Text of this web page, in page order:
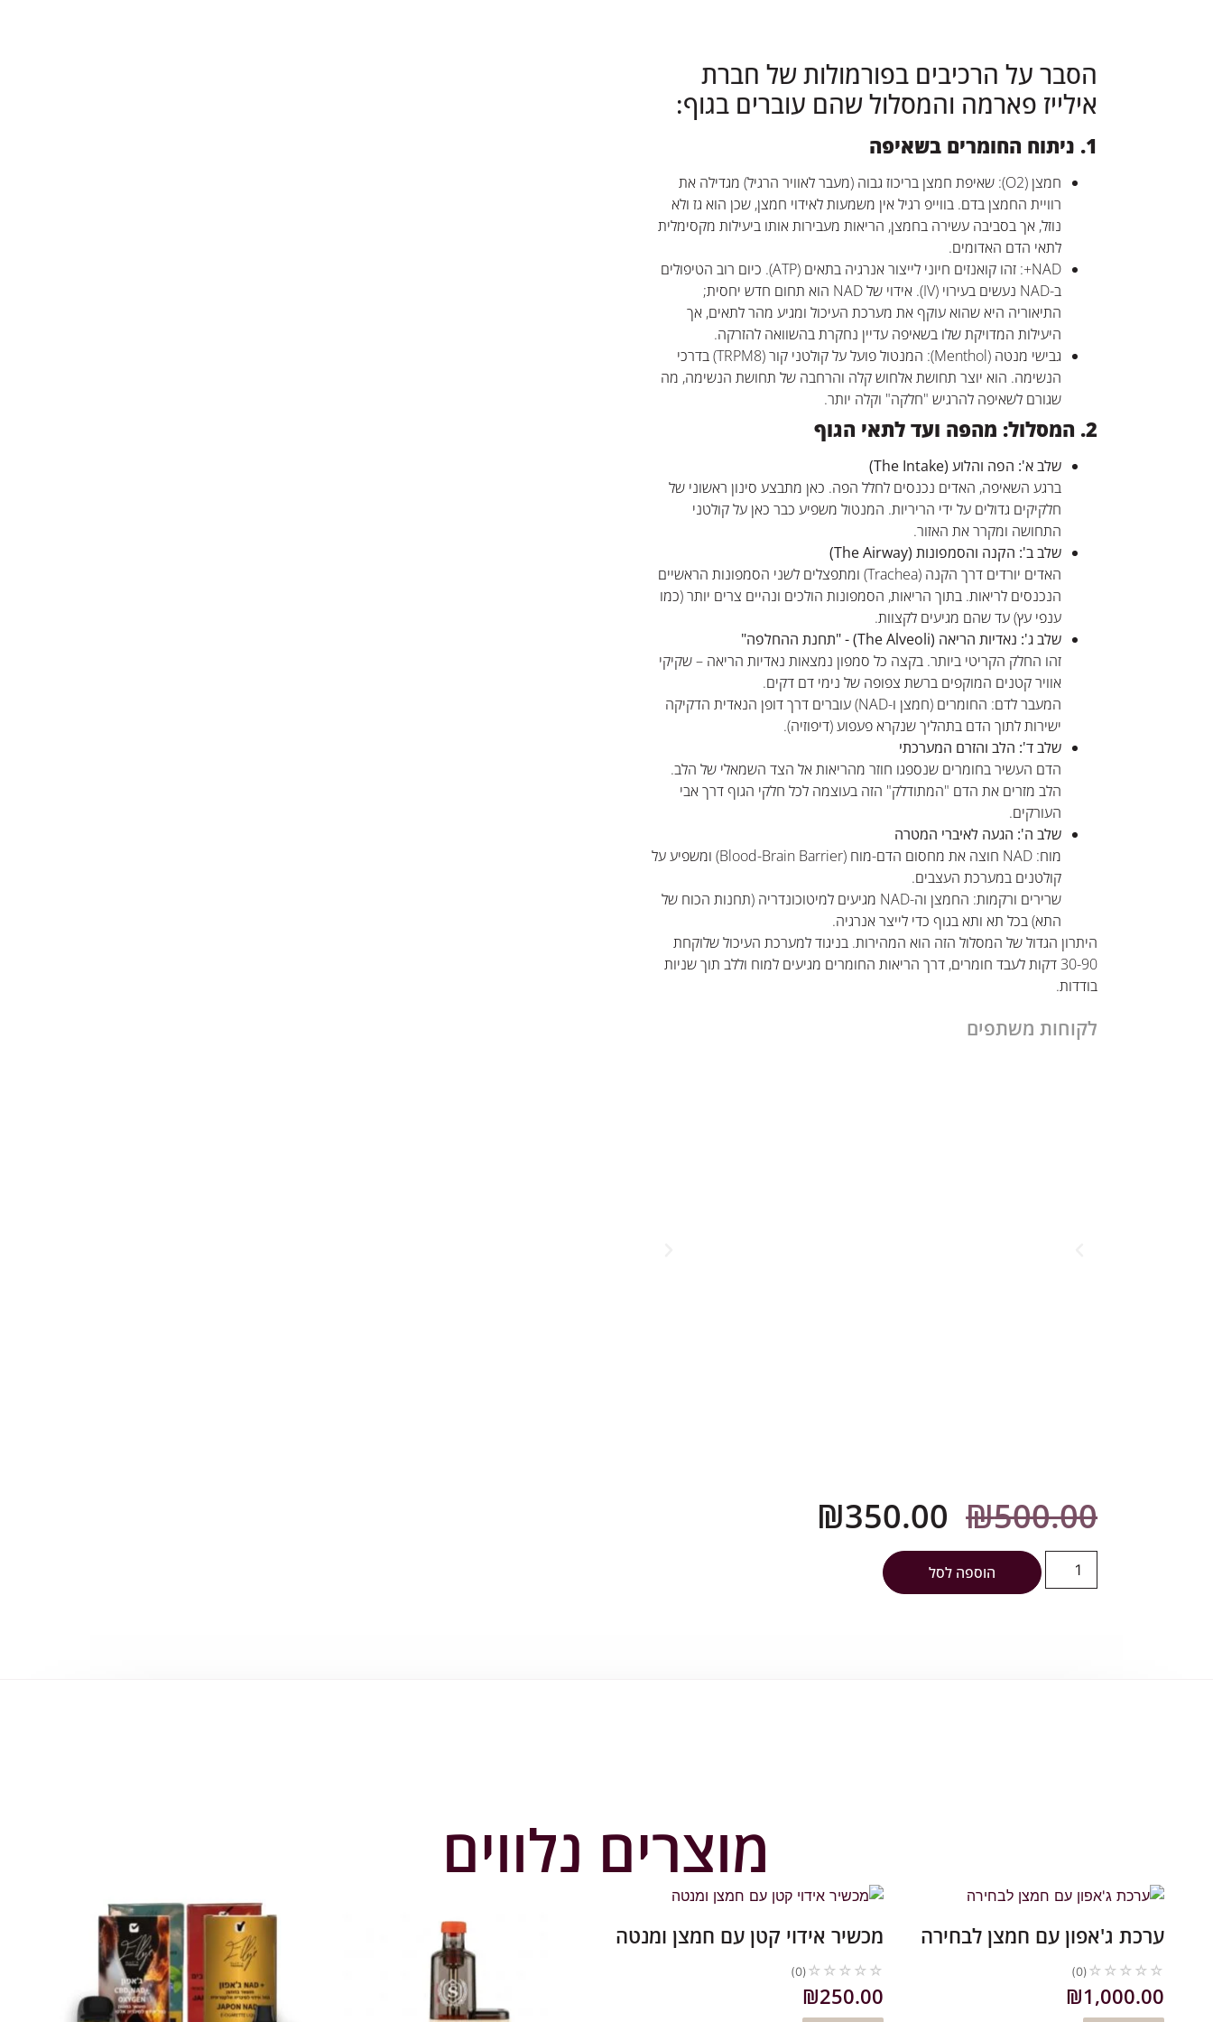
הסבר על הרכיבים בפורמולות של חברת
אילייז פארמה והמסלול שהם עוברים בגוף:
1. ניתוח החומרים בשאיפה
חמצן (O2): שאיפת חמצן בריכוז גבוה (מעבר לאוויר הרגיל) מגדילה את
רוויית החמצן בדם. בווייפ רגיל אין משמעות לאידוי חמצן, שכן הוא גז ולא
נוזל, אך בסביבה עשירה בחמצן, הריאות מעבירות אותו ביעילות מקסימלית
לתאי הדם האדומים.
NAD+: זהו קואנזים חיוני לייצור אנרגיה בתאים (ATP). כיום רוב הטיפולים
ב-NAD נעשים בעירוי (IV). אידוי של NAD הוא תחום חדש יחסית;
התיאוריה היא שהוא עוקף את מערכת העיכול ומגיע מהר לתאים, אך
היעילות המדויקת שלו בשאיפה עדיין נחקרת בהשוואה להזרקה.
גבישי מנטה (Menthol): המנטול פועל על קולטני קור (TRPM8) בדרכי
הנשימה. הוא יוצר תחושת אלחוש קלה והרחבה של תחושת הנשימה, מה
שגורם לשאיפה להרגיש "חלקה" וקלה יותר.
2. המסלול: מהפה ועד לתאי הגוף
שלב א': הפה והלוע (The Intake)
ברגע השאיפה, האדים נכנסים לחלל הפה. כאן מתבצע סינון ראשוני של
חלקיקים גדולים על ידי הריריות. המנטול משפיע כבר כאן על קולטני
התחושה ומקרר את האזור.
שלב ב': הקנה והסמפונות (The Airway)
האדים יורדים דרך הקנה (Trachea) ומתפצלים לשני הסמפונות הראשיים
הנכנסים לריאות. בתוך הריאות, הסמפונות הולכים ונהיים צרים יותר (כמו
ענפי עץ) עד שהם מגיעים לקצוות.
שלב ג': נאדיות הריאה (The Alveoli) - "תחנת ההחלפה"
זהו החלק הקריטי ביותר. בקצה כל סמפון נמצאות נאדיות הריאה – שקיקי
אוויר קטנים המוקפים ברשת צפופה של נימי דם דקים.
המעבר לדם: החומרים (חמצן ו-NAD) עוברים דרך דופן הנאדית הדקיקה
ישירות לתוך הדם בתהליך שנקרא פעפוע (דיפוזיה).
שלב ד': הלב והזרם המערכתי
הדם העשיר בחומרים שנספגו חוזר מהריאות אל הצד השמאלי של הלב.
הלב מזרים את הדם "המתודלק" הזה בעוצמה לכל חלקי הגוף דרך אבי
העורקים.
שלב ה': הגעה לאיברי המטרה
מוח: NAD חוצה את מחסום הדם-מוח (Blood-Brain Barrier) ומשפיע על
קולטנים במערכת העצבים.
שרירים ורקמות: החמצן וה-NAD מגיעים למיטוכונדריה (תחנות הכוח של
התא) בכל תא ותא בגוף כדי לייצר אנרגיה.
היתרון הגדול של המסלול הזה הוא המהירות. בניגוד למערכת העיכול שלוקחת
30-90 דקות לעבד חומרים, דרך הריאות החומרים מגיעים למוח וללב תוך שניות
בודדות.
לקוחות משתפים
₪500.00
₪350.00
הוספה לסל
מוצרים נלווים
ערכת ג'אפון עם חמצן לבחירה
☆
☆
☆
☆
☆
(0)
₪1,000.00
מכשיר אידוי קטן עם חמצן ומנטה
☆
☆
☆
☆
☆
(0)
₪250.00